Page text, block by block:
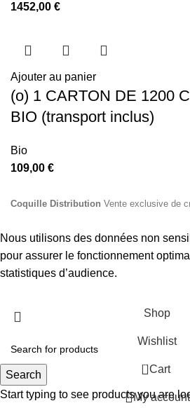
1452,00 €
Ajouter au panier
(o) 1 CARTON DE 1200
BIO (transport inclus)
Bio
109,00 €
Coquille Distribution Vente exclusive de
Nous utilisons des données non
pour assurer le fonctionnement
statistiques d’audience.
Search
Start typing to see products you are
Shop
Wishlist
0 Cart
My account